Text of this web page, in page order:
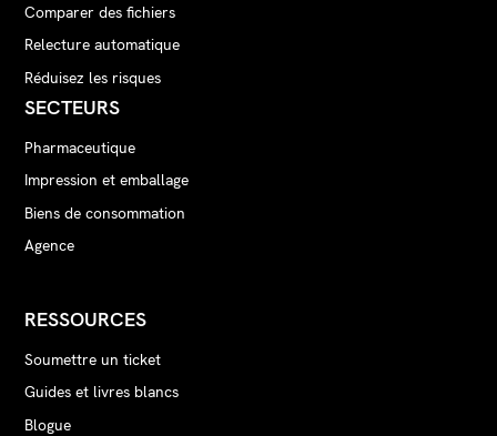
Comparer des fichiers
Relecture automatique
Réduisez les risques
SECTEURS
Pharmaceutique
Impression et emballage
Biens de consommation
Agence
RESSOURCES
Soumettre un ticket
Guides et livres blancs
Blogue